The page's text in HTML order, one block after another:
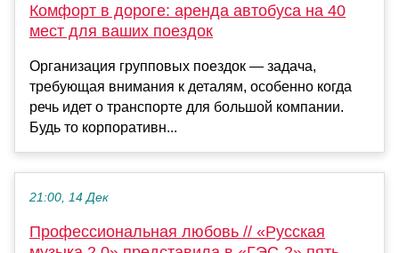
Комфорт в дороге: аренда автобуса на 40
мест для ваших поездок
Организация групповых поездок — задача,
требующая внимания к деталям, особенно когда
речь идет о транспорте для большой компании.
Будь то корпоративн...
21:00, 14 Дек
Профессиональная любовь // «Русская